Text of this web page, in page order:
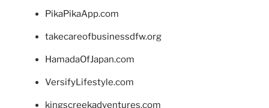
PikaPikaApp.com
takecareofbusinessdfw.org
HamadaOfJapan.com
VersifyLifestyle.com
kingscreekadventures.com